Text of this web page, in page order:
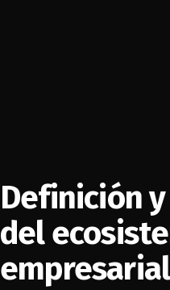
Definición
del
empresarial